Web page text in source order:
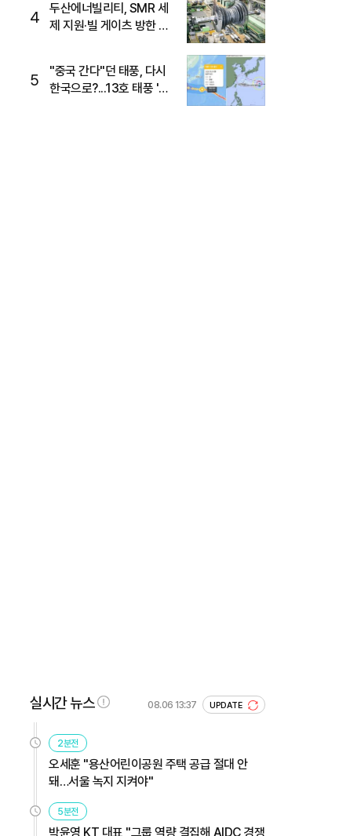
4
두산에너빌리티, SMR 세
제 지원·빌 게이츠 방한 기
5
"중국 간다"던 태풍, 다시
한국으로?...13호 태풍 '돌
실시간 뉴스 08.06 13:37 UPDATE
2분전
오세훈 "용산어린이공원 주택 공급 절대 안
돼…서울 녹지 지켜야"
5분전
박윤영 KT 대표 "그룹 역량 결집해 AIDC 경쟁